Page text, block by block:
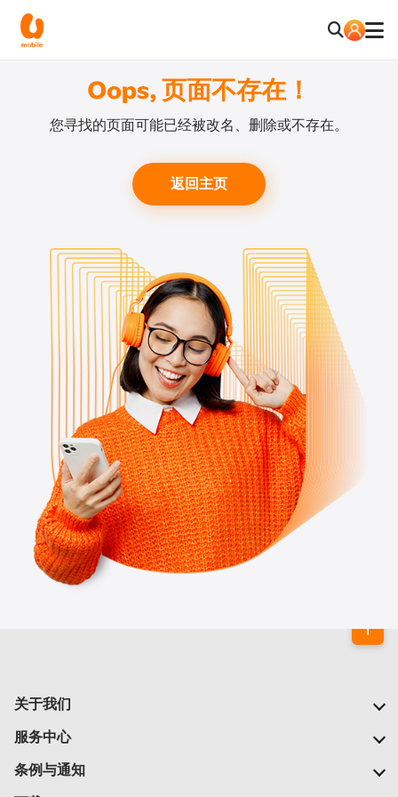
Oops, 页面不存在！
您寻找的页面可能已经被改名、删除或不存在。
返回主页
关于我们
我们的公司
新闻中心
服务中心
常见问题
条例与通知